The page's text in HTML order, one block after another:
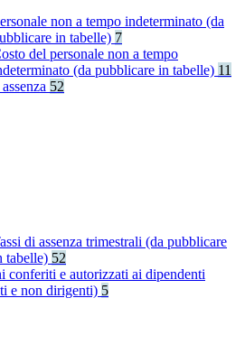
non a tempo indeterminato (da
in tabelle) 7
del personale non a tempo
(da pubblicare in tabelle) 11
52
di assenza trimestrali (da pubblicare
tabelle) 52
conferiti e autorizzati ai dipendenti
e non dirigenti) 5